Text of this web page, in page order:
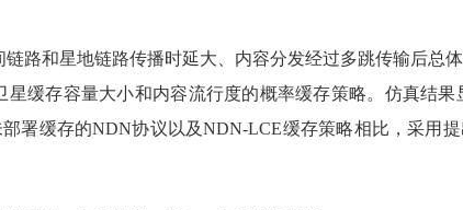
链路和星地链路传播时延大、内容分发经过多跳传输后总
星缓存容量大小和内容流行度的概率缓存策略。仿真结
署缓存的NDN协议以及NDN-LCE缓存策略相比，采用